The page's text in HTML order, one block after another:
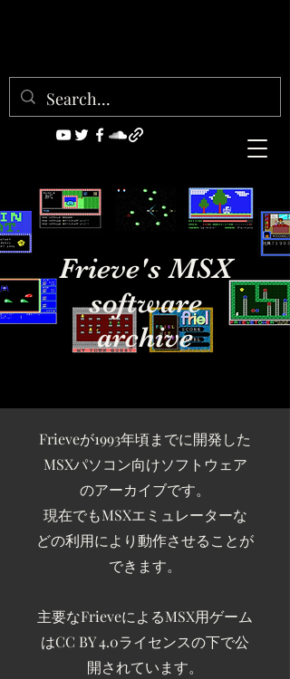
Frieve's MSX
software
archive
Frieveが1993年頃までに開発した
MSXパソコン向けソフトウェア
のアーカイブです。
現在でも​MSXエミュレーターな
どの利用により動作させることが
できます。
主要なFrieveによるMSX用ゲーム
はCC BY 4.0ライセンスの下で公
開されています。